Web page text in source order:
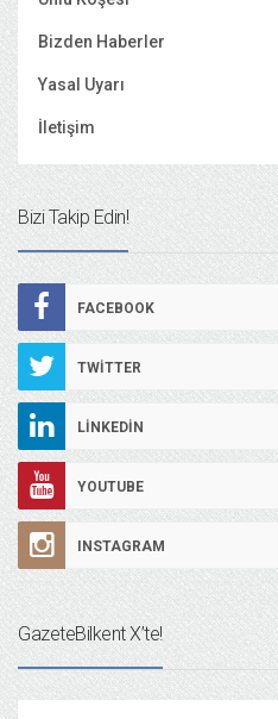
Bizden Haberler
Yasal Uyarı
İletişim
Bizi Takip Edin!
FACEBOOK
TWITTER
LINKEDIN
YOUTUBE
INSTAGRAM
GazeteBilkent X’te!